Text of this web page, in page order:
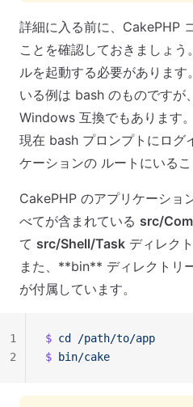
詳細に入る前に、CakePHP
ことを確認しておきましょ
ルを起動する必要がありま
いる例は bash のものですが
Windows 互換でもあります
現在 bash プロンプトにログ
ケーションの ルートにいるこ
CakePHP のアプリケーショ
べてが含まれている src/
て src/Shell/Task ディレク
また、**bin** ディレクトリ
が付属しています。
$ cd
/path/to/app
$
bin/cake
1
2